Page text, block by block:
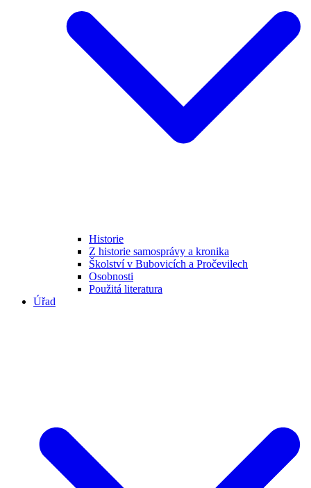
Historie
Z historie samosprávy a kronika
Školství v Bubovicích a Pročevilech
Osobnosti
Použitá literatura
Úřad